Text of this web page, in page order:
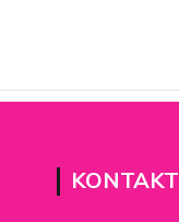
KONTAKT